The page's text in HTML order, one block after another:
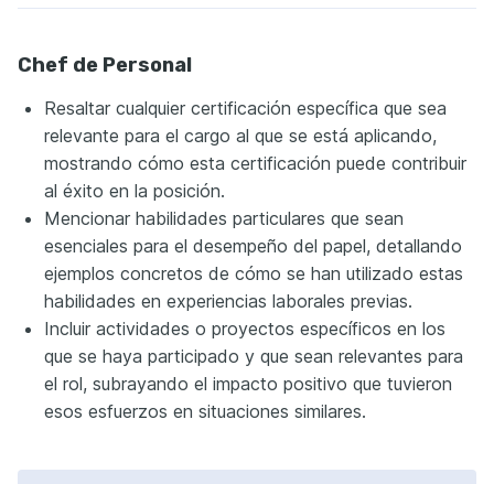
Chef de Personal
Resaltar cualquier certificación específica que sea
relevante para el cargo al que se está aplicando,
mostrando cómo esta certificación puede contribuir
al éxito en la posición.
Mencionar habilidades particulares que sean
esenciales para el desempeño del papel, detallando
ejemplos concretos de cómo se han utilizado estas
habilidades en experiencias laborales previas.
Incluir actividades o proyectos específicos en los
que se haya participado y que sean relevantes para
el rol, subrayando el impacto positivo que tuvieron
esos esfuerzos en situaciones similares.